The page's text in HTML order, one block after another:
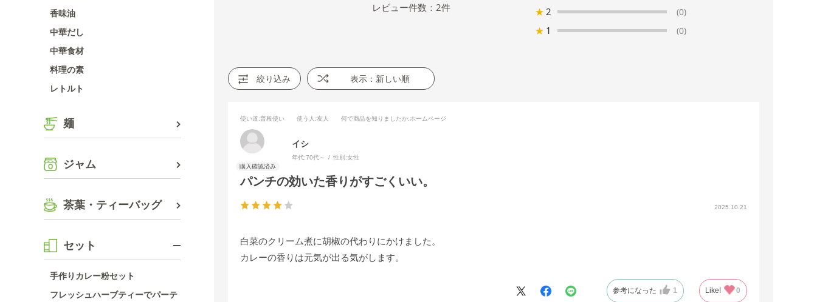
香味油
中華だし
中華食材
料理の素
レトルト
麺
ジャム
茶葉・ティーバッグ
セット
手作りカレー粉セット
フレッシュハーブティーでパーテ
レビュー件数： 2件 ★ 2 (0)
★ 1 (0)
絞り込み 表示：新しい順
2025.10.21
パンチの効いた香りがすごくいい。
使い道:普段使い 使う人 :友人 何で商品を知りましたか:ホームページ
イシ
年代:70代～ 性別:女性
白菜のクリーム煮に胡椒の代わりにかけました。
カレーの香りは元気が出る気がします。
参考になった 1 Like! 0